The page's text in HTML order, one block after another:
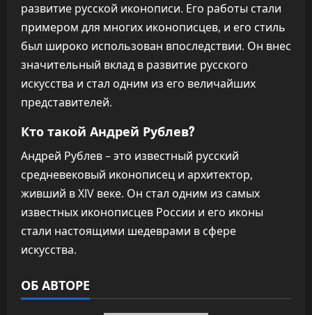
развитие русской иконописи. Его работы стали
примером для многих иконописцев, и его стиль
был широко использован впоследствии. Он внес
значительный вклад в развитие русского
искусства и стал одним из его величайших
представителей.
Кто такой Андрей Рублев?
Андрей Рублев – это известный русский
средневековый иконописец и архитектор,
живший в XIV веке. Он стал одним из самых
известных иконописцев России и его иконы
стали настоящими шедеврами в сфере
искусства.
ОБ АВТОРЕ